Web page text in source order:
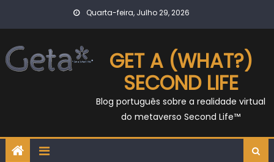
Quarta-feira, Julho 29, 2026
GET A (WHAT?)
SECOND LIFE
Blog português sobre a realidade virtual
do metaverso Second Life™